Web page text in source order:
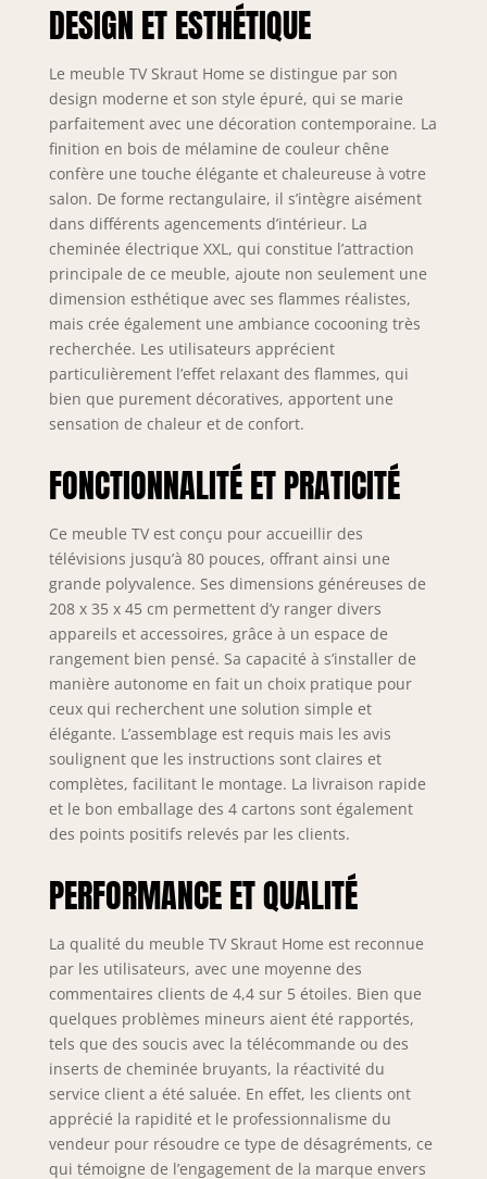
Comprend une
télécommande et 3
niveaux
d'intensité. Meuble
TV avec porte,
grande capacité de
rangement.
Dimensions du
module: 51 cm. de
largeur, 45 cm. de
hauteur, 35 cm. de
profondeur.
Couleur chêne et
noir avec un
poreux au touché
de haute qualité.
Module de
cheminée à Led.
module : 107 cm
de large, 45 cm de
profondeur,
couleur chêne avec
un veinage du bois
poreux au touché
de haute qualité.
Montage facile : les
meubles Skraut
Home sont faciles
à monter grâce à
des instructions
claires et
détaillées. Aucun
outil spécial n'est
nécessaire et vous
votre nouveau
meuble en un
Garantie : Les
produits Skraut
Home sont
garantis 2 ans et
bénéficient d'un
excellent service
après-vente, avec
un stock
permanent de
pièces de
DESIGN ET ESTHÉTIQUE
Le meuble TV Skraut Home se distingue par son
design moderne et son style épuré, qui se marie
parfaitement avec une décoration contemporaine. La
finition en bois de mélamine de couleur chêne
confère une touche élégante et chaleureuse à votre
salon. De forme rectangulaire, il s’intègre aisément
dans différents agencements d’intérieur. La
cheminée électrique XXL, qui constitue l’attraction
principale de ce meuble, ajoute non seulement une
dimension esthétique avec ses flammes réalistes,
mais crée également une ambiance cocooning très
recherchée. Les utilisateurs apprécient
particulièrement l’effet relaxant des flammes, qui
bien que purement décoratives, apportent une
sensation de chaleur et de confort.
FONCTIONNALITÉ ET PRATICITÉ
Ce meuble TV est conçu pour accueillir des
télévisions jusqu’à 80 pouces, offrant ainsi une
grande polyvalence. Ses dimensions généreuses de
208 x 35 x 45 cm permettent d’y ranger divers
appareils et accessoires, grâce à un espace de
rangement bien pensé. Sa capacité à s’installer de
manière autonome en fait un choix pratique pour
ceux qui recherchent une solution simple et
élégante. L’assemblage est requis mais les avis
soulignent que les instructions sont claires et
complètes, facilitant le montage. La livraison rapide
et le bon emballage des 4 cartons sont également
des points positifs relevés par les clients.
PERFORMANCE ET QUALITÉ
La qualité du meuble TV Skraut Home est reconnue
par les utilisateurs, avec une moyenne des
commentaires clients de 4,4 sur 5 étoiles. Bien que
quelques problèmes mineurs aient été rapportés,
tels que des soucis avec la télécommande ou des
inserts de cheminée bruyants, la réactivité du
service client a été saluée. En effet, les clients ont
apprécié la rapidité et le professionnalisme du
vendeur pour résoudre ce type de désagréments, ce
qui témoigne de l’engagement de la marque envers